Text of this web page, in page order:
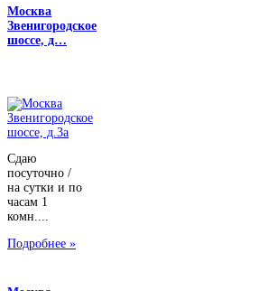
Москва
Звенигородское
шоссе, д…
Сдаю
посуточно /
на сутки и по
часам 1
комн....
Подробнее »